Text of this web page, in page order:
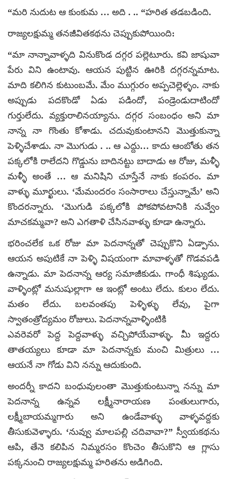
“మరి నుదుట ఆ కుంకుమ … అది . .. “హరిత తడబడింది.
రాజ్యలక్షుమ్మ తనజీవితకథను చెప్పుకుపోయింది:
“మా నాన్నావాళ్ళది వినుకొండ దగ్గర పల్లెటూరు. కవి జాషువా
పేరు విని ఉంటావు. ఆయన పుట్టిన ఊరికి దగ్గరన్నమాట.
మాది కలిగిన కుటుంబమే. మేం ముగ్గురం అప్పచెల్లెళ్ళం. నాకు
అప్పుడు పదకొండో ఏడు పడిందో, పండ్రెండుదాటిందో
గుర్తులేదు. వ్యక్తురాలినయ్యాను. దగ్గర సంబంధం అని మా
నాన్న నా గొంతు కోశాడు. చదువుకుంటానని మొత్తుకున్నా
పెళ్ళిచేశాడు. నా మొగుడు . .. ఆ ఎద్దు… కాదు ఆంబోతు తన
పక్కలోకి రాలేదని గొడ్డును బాదినట్టు బాదాడు ఆ రోజు, మళ్ళీ
మళ్ళీ అంతే … ఆ మనిషిని చూస్తేనే నాకు కంపరం. మా
వాళ్ళు మూర్ఖులు. ‘మేమందరం సంసారాలు చేస్తున్నామే’ అని
కొందరన్నారు. ‘మొగుడి పక్కలోకి పోకపోవటానికి నువ్వేం
మాచకమ్మవా? అని ఎగతాళి చేసినవాళ్ళు కూడా ఉన్నారు.
భరించలేక ఒక రోజు మా పెదనాన్నతో చెప్పుకొని ఏడ్పాను.
ఆయన అపుటికే నా పెళ్ళి విషయంగా మావాళ్ళతో గొడవపడి
ఉన్నాడు. మా పెదనాన్న ఆర్య సమాజీకుడు. గాంధీ శిష్యుడు.
వాళ్ళింట్లో మనుషుల్లాగా ఆ ఇంట్లో అంటు లేదు. కులం లేదు.
మతం లేదు. బలవంతపు పెళ్ళిళ్ళు లేవు, పైగా
స్వాతంత్రోద్యమం రోజులు. పెదనాన్నవాళ్ళింటికి
ఎవరెవరో పెద్ద పెద్దవాళ్ళు వచ్చిపోయేవాళ్ళు. మీ ఇద్దరు
తాతయ్యలు కూడా మా పెదనాన్నకు మంచి మిత్రులు …
ఆయనే నా గోడు విని నన్ను ఆదుకుంది.
అందర్నీ కాదని బంధువులంతా మొత్తుకుంటున్నా నన్ను మా
పెదనాన్న ఉన్నవ లక్ష్మీనారాయణ పంతులుగారు,
లక్ష్మీబాయమ్మగారు అని ఉండేవాళ్ళు వాళ్ళవద్దకు
తీసుకువెళ్ళారు. ‘నువ్వు మాలపల్లి చదివావా?” స్వీయకథను
ఆపి, తేనె కలిపిన నిమ్మరసం కొంచెం తీసుకొని ఆ గ్లాసు
పక్కనుంచి రాజ్యలక్షుమ్మ హరితను అడిగింది.